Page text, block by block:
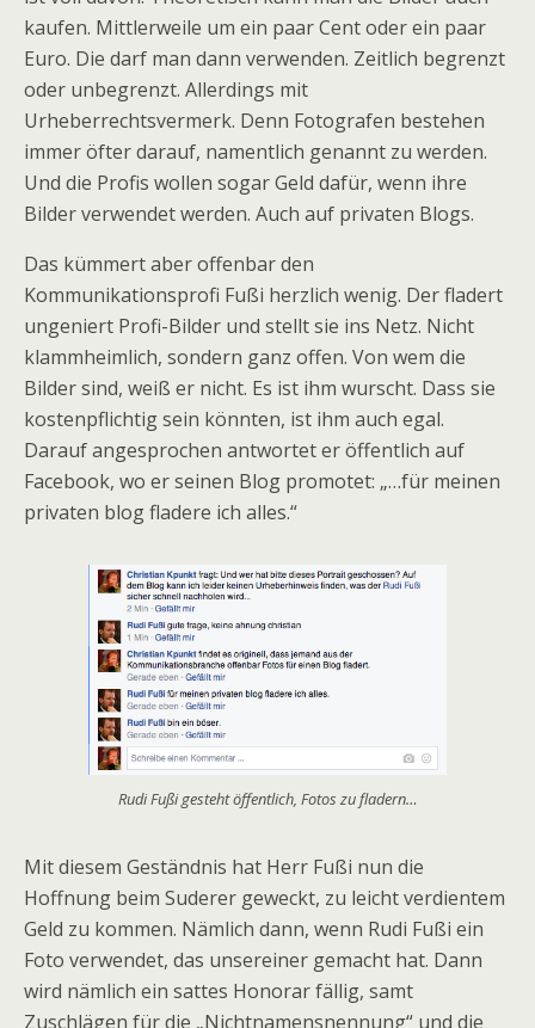
kaufen. Mittlerweile um ein paar Cent oder ein paar
Euro. Die darf man dann verwenden. Zeitlich begrenzt
oder unbegrenzt. Allerdings mit
Urheberrechtsvermerk. Denn Fotografen bestehen
immer öfter darauf, namentlich genannt zu werden.
Und die Profis wollen sogar Geld dafür, wenn ihre
Bilder verwendet werden. Auch auf privaten Blogs.
Das kümmert aber offenbar den
Kommunikationsprofi Fußi herzlich wenig. Der fladert
ungeniert Profi-Bilder und stellt sie ins Netz. Nicht
klammheimlich, sondern ganz offen. Von wem die
Bilder sind, weiß er nicht. Es ist ihm wurscht. Dass sie
kostenpflichtig sein könnten, ist ihm auch egal.
Darauf angesprochen antwortet er öffentlich auf
Facebook, wo er seinen Blog promotet: „…für meinen
privaten blog fladere ich alles.“
Rudi Fußi gesteht öffentlich, Fotos zu fladern…
Mit diesem Geständnis hat Herr Fußi nun die
Hoffnung beim Suderer geweckt, zu leicht verdientem
Geld zu kommen. Nämlich dann, wenn Rudi Fußi ein
Foto verwendet, das unsereiner gemacht hat. Dann
wird nämlich ein sattes Honorar fällig, samt
Zuschlägen für die „Nichtnamensnennung“ und die